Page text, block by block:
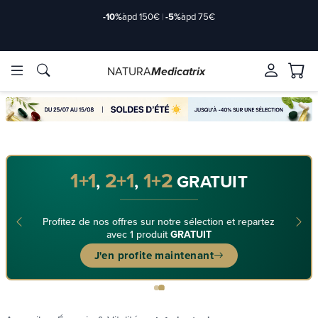
Marques
-10%àpd 150€ |-5%àpd 75€
Marques
NATURAMedicatrix
1+1, 2+1, 1+2GRATUIT
Profitez de nos offres sur notre sélection et repartez
avec 1 produit GRATUIT
J'en profite maintenant